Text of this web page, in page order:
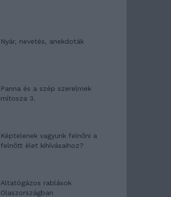
Nyár, nevetés, anekdoták
Panna és a szép szerelmek
mítosza 3.
Képtelenek vagyunk felnőni a
felnőtt élet kihívásaihoz?
Altatógázos rablások
Olaszországban